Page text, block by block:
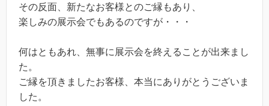
その反面、新たなお客様とのご縁もあり、
楽しみの展示会でもあるのですが・・・
何はともあれ、無事に展示会を終えることが出来まし
た。
ご縁を頂きましたお客様、本当にありがとうございま
した。